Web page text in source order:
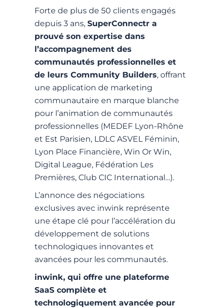
Forte de plus de 50 clients engagés
depuis 3 ans, SuperConnectr a
prouvé son expertise dans
l’accompagnement des
communautés professionnelles et
de leurs Community Builders, offrant
une application de marketing
communautaire en marque blanche
pour l’animation de communautés
professionnelles (MEDEF Lyon-Rhône
et Est Parisien, LDLC ASVEL Féminin,
Lyon Place Financière, Win Or Win,
Digital League, Fédération Les
Premières, Club CIC International…).
L’annonce des négociations
exclusives avec inwink représente
une étape clé pour l’accélération du
développement de solutions
technologiques innovantes et
avancées pour les communautés.
inwink, qui offre une plateforme
SaaS complète et
technologiquement avancée pour